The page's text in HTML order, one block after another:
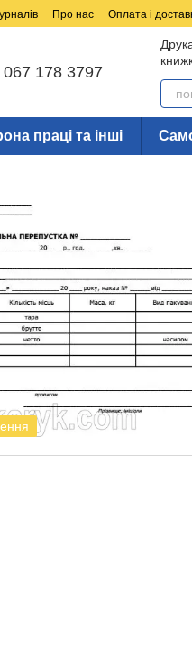
Про нас Оплата і
067 178 3797
праці та інші